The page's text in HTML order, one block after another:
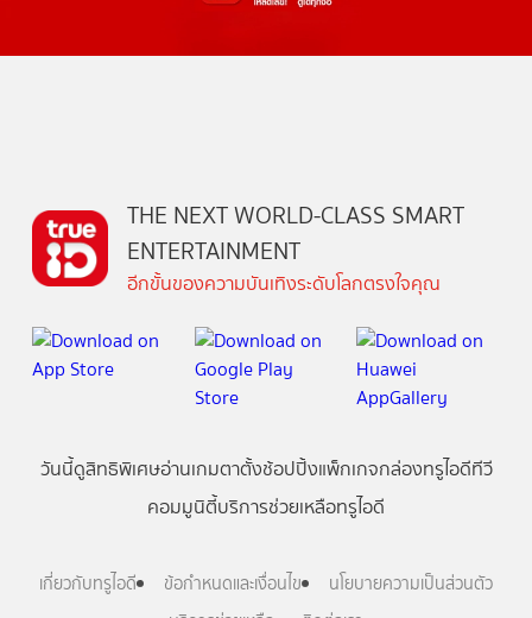
THE NEXT WORLD-CLASS SMART
ENTERTAINMENT
อีกขั้นของความบันเทิงระดับโลกตรงใจคุณ
วันนี้ดูสิทธิพิเศษอ่านเกมตาตั้งช้อปปิ้งแพ็กเกจกล่องทรูไอดีทีวี
คอมมูนิตี้บริการช่วยเหลือทรูไอดี
เกี่ยวกับทรูไอดี ข้อกำหนดและเงื่อนไข
นโยบายความเป็นส่วนตัว